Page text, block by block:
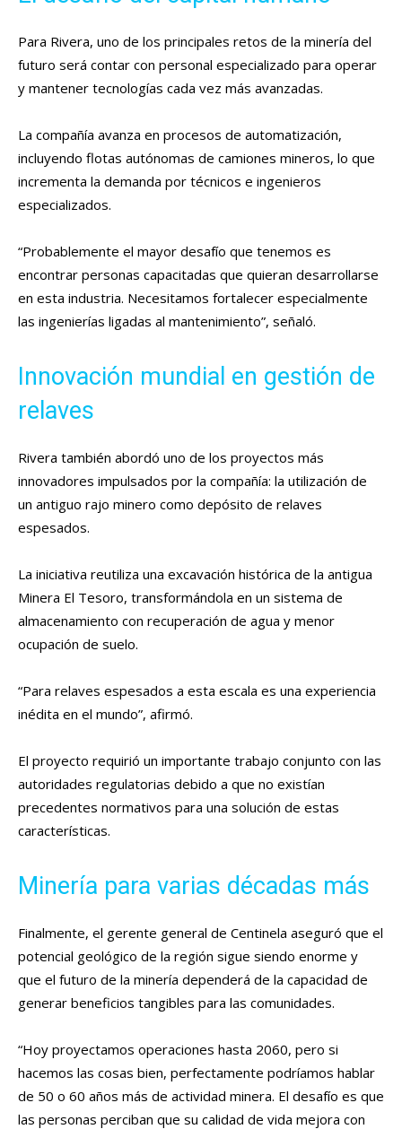
Para Rivera, uno de los principales retos de la minería del
futuro será contar con personal especializado para operar
y mantener tecnologías cada vez más avanzadas.
La compañía avanza en procesos de automatización,
incluyendo flotas autónomas de camiones mineros, lo que
incrementa la demanda por técnicos e ingenieros
especializados.
“Probablemente el mayor desafío que tenemos es
encontrar personas capacitadas que quieran desarrollarse
en esta industria. Necesitamos fortalecer especialmente
las ingenierías ligadas al mantenimiento”, señaló.
Innovación mundial en gestión de
relaves
Rivera también abordó uno de los proyectos más
innovadores impulsados por la compañía: la utilización de
un antiguo rajo minero como depósito de relaves
espesados.
La iniciativa reutiliza una excavación histórica de la antigua
Minera El Tesoro, transformándola en un sistema de
almacenamiento con recuperación de agua y menor
ocupación de suelo.
“Para relaves espesados a esta escala es una experiencia
inédita en el mundo”, afirmó.
El proyecto requirió un importante trabajo conjunto con las
autoridades regulatorias debido a que no existían
precedentes normativos para una solución de estas
características.
Minería para varias décadas más
Finalmente, el gerente general de Centinela aseguró que el
potencial geológico de la región sigue siendo enorme y
que el futuro de la minería dependerá de la capacidad de
generar beneficios tangibles para las comunidades.
“Hoy proyectamos operaciones hasta 2060, pero si
hacemos las cosas bien, perfectamente podríamos hablar
de 50 o 60 años más de actividad minera. El desafío es que
las personas perciban que su calidad de vida mejora con